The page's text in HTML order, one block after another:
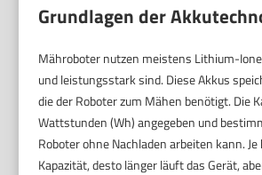
Grundlagen der
Mähroboter nutzen meistens Lithium-
und leistungsstark sind. Diese Akkus
die der Roboter zum Mähen benötigt. Die
Wattstunden (Wh) angegeben und
Roboter ohne Nachladen arbeiten kann.
Kapazität, desto länger läuft das Gerät,